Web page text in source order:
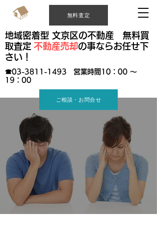
創業1969年 信頼信用を紡ぎ55年
無料査定
地域密着型 文京区の不動産 無料買
取査定 不動産売却の事ならお任せ下
さい！
ご相談・お問合せ
​☎03-3811-1493 営業時間10：00 ～
19：00